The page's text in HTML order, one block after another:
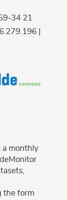
34 21
|
a monthly
the form